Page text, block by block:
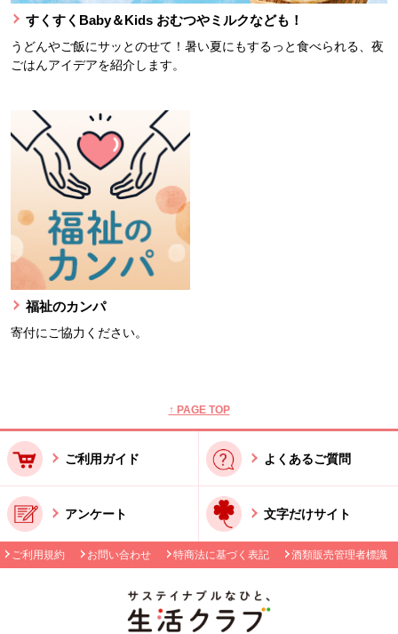
すくすくBaby＆Kids おむつやミルクなども！
うどんやご飯にサッとのせて！暑い夏にもするっと食べられる、夜
ごはんアイデアを紹介します。
福祉のカンパ
寄付にご協力ください。
↑ PAGE TOP
ご利用ガイド よくあるご質問
アンケート 文字だけサイト
ご利用規約 お問い合わせ 特商法に基づく表記 酒類販売管理者標識